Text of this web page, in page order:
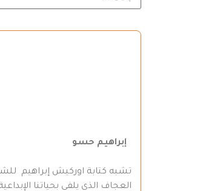
إبراهيم حسو
تشبه كتابة اوركيش إبراهيم
العجاف الذي يلفي بحياتنا